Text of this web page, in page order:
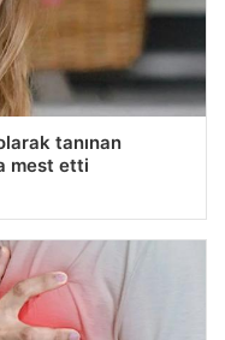
tanınan
mest etti